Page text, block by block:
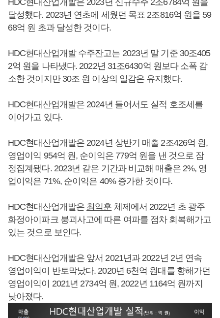
HDC현대산업개발은 2023년 신규수주 2조6784억 원을
달성했다. 2023년 연초에 세웠던 목표 2조816억 원을 59
68억 원 초과 달성한 것이다.
HDC현대산업개발 수주잔고는 2023년 말 기준 30조405
2억 원을 나타냈다. 2022년 31조6430억 원보다 소폭 감
소한 것이지만 30조 원 이상의 일감은 유지했다.
HDC현대산업개발은 2024년 들어서도 실적 호조세를
이어가고 있다.
HDC현대산업개발은 2024년 상반기 매출 2조426억 원,
영업이익 954억 원, 순이익은 779억 원을 낸 것으로 잠
정집계됐다. 2023년 같은 기간과 비교해 매출은 2%, 영
업이익은 71%, 순이익은 40% 증가한 것이다.
HDC현대산업개발은 최익훈 체제에서 2022년 초 광주
화정아이파크 붕괴사고에 따른 여파를 점차 회복해가고
있는 것으로 보인다.
HDC현대산업개발은 앞서 2021년과 2022년 2년 연속
영업이익이 반토막났다. 2020년 6천억 원대를 향해가던
영업이익이 2021년 2734억 원, 2022년 1164억 원까지
낮아졌다.